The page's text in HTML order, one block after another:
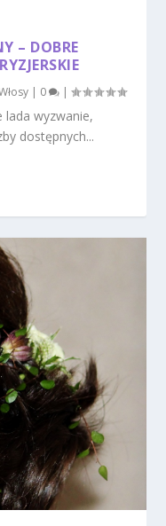
– DOBRE
| 0 |
lada wyzwanie,
dostępnych...